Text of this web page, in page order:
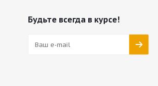
Будьте всегда в курсе!